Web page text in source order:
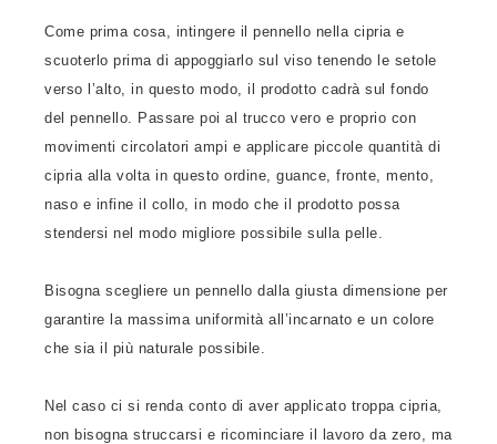
Come prima cosa, intingere il pennello nella cipria e
scuoterlo prima di appoggiarlo sul viso tenendo le setole
verso l’alto, in questo modo, il prodotto cadrà sul fondo
del pennello. Passare poi al trucco vero e proprio con
movimenti circolatori ampi e applicare piccole quantità di
cipria alla volta in questo ordine, guance, fronte, mento,
naso e infine il collo, in modo che il prodotto possa
stendersi nel modo migliore possibile sulla pelle.
Bisogna scegliere un pennello dalla giusta dimensione per
garantire la massima uniformità all’incarnato e un colore
che sia il più naturale possibile.
Nel caso ci si renda conto di aver applicato troppa cipria,
non bisogna struccarsi e ricominciare il lavoro da zero, ma